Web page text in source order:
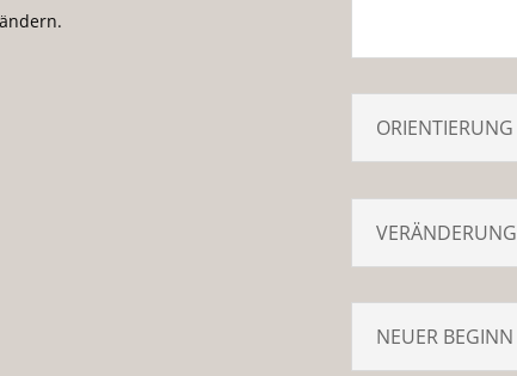
ORIENTIERUNG
VERÄNDERUNG
NEUER BEGINN